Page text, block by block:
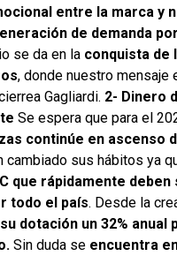
entre la marca y
de demanda
se da en la conquista de
, donde nuestro mensaje
Gagliardi. 2- Dinero
Se espera que para el
continúe en ascenso
cambiado sus hábitos ya
que rápidamente deben
todo el país. Desde la
dotación un 32% anual
Sin duda se encuentra